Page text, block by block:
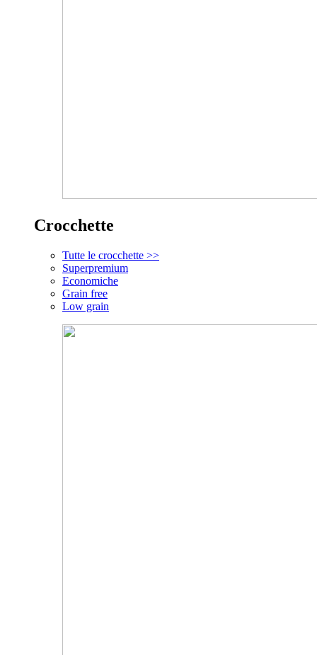
Crocchette
Tutte le crocchette >>
Superpremium
Economiche
Grain free
Low grain